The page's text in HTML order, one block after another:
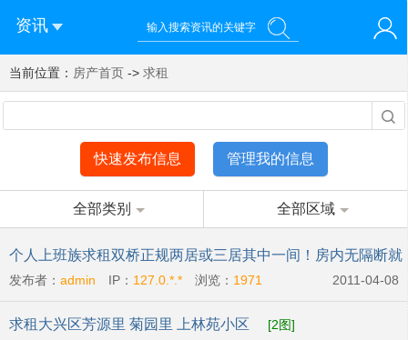
资讯
您好！欢迎来到济南西站棒极网-济南西部新城社区新媒体综
合资讯门户网站
登录 注册 微信快速登录
当前位置： 房产首页 -> 求租
快速发布信息 管理我的信息
全部类别 全部区域
个人上班族求租双桥正规两居或三居其中一间！房内无隔断就
行
[2图]
发布者： admin IP： 127.0.*.* 浏览： 1971 2011-04-08
求租大兴区芳源里 菊园里 上林苑小区
[2图]